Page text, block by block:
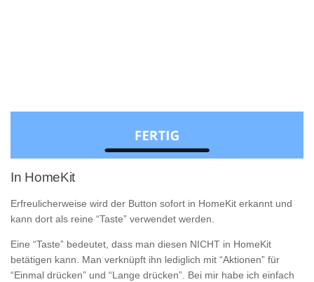
In HomeKit
Erfreulicherweise wird der Button sofort in HomeKit erkannt und
kann dort als reine “Taste” verwendet werden.
Eine “Taste” bedeutet, dass man diesen NICHT in HomeKit
betätigen kann. Man verknüpft ihn lediglich mit “Aktionen” für
“Einmal drücken” und “Lange drücken”. Bei mir habe ich einfach